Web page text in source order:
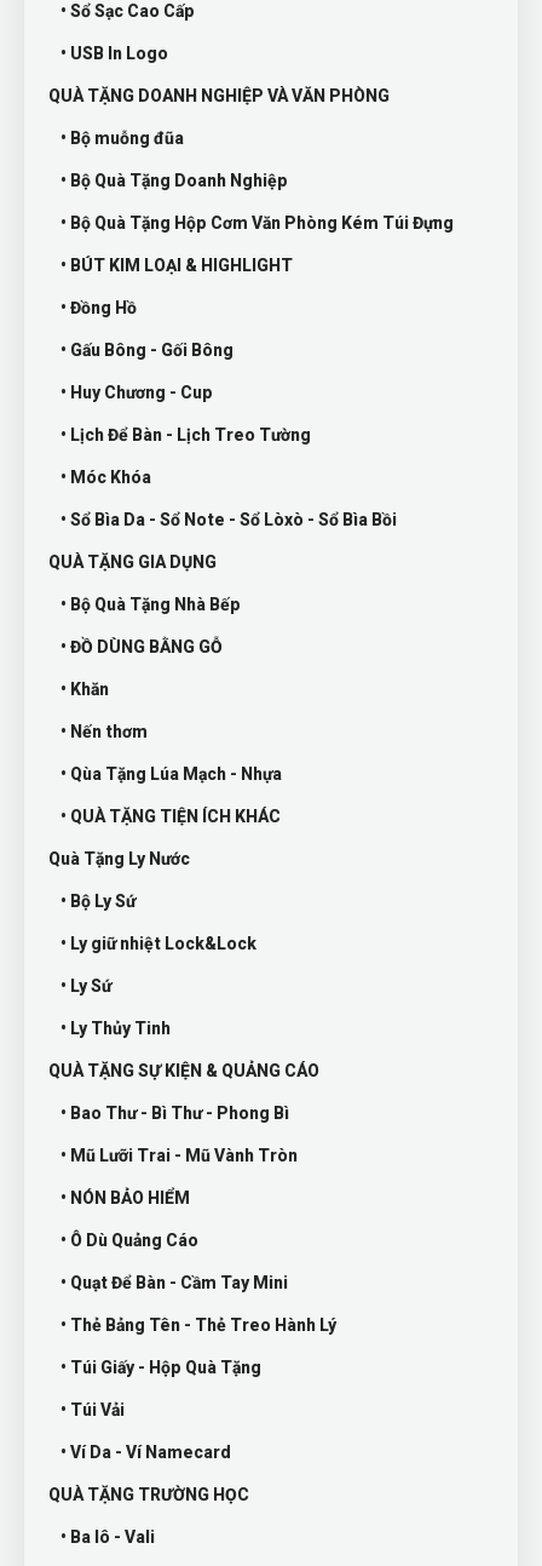
• Sổ Sạc Cao Cấp
• USB In Logo
QUÀ TẶNG DOANH NGHIỆP VÀ VĂN PHÒNG
• Bộ muỗng đũa
• Bộ Quà Tặng Doanh Nghiệp
• Bộ Quà Tặng Hộp Cơm Văn Phòng Kém Túi Đựng
• BÚT KIM LOẠI & HIGHLIGHT
• Đồng Hồ
• Gấu Bông - Gối Bông
• Huy Chương - Cup
• Lịch Để Bàn - Lịch Treo Tường
• Móc Khóa
• Sổ Bìa Da - Sổ Note - Sổ Lòxò - Sổ Bìa Bồi
QUÀ TẶNG GIA DỤNG
• Bộ Quà Tặng Nhà Bếp
• ĐỒ DÙNG BẰNG GỖ
• Khăn
• Nến thơm
• Qùa Tặng Lúa Mạch - Nhựa
• QUÀ TẶNG TIỆN ÍCH KHÁC
Quà Tặng Ly Nước
• Bộ Ly Sứ
• Ly giữ nhiệt Lock&Lock
• Ly Sứ
• Ly Thủy Tinh
QUÀ TẶNG SỰ KIỆN & QUẢNG CÁO
• Bao Thư - Bì Thư - Phong Bì
• Mũ Lưỡi Trai - Mũ Vành Tròn
• NÓN BẢO HIỂM
• Ô Dù Quảng Cáo
• Quạt Để Bàn - Cầm Tay Mini
• Thẻ Bảng Tên - Thẻ Treo Hành Lý
• Túi Giấy - Hộp Quà Tặng
• Túi Vải
• Ví Da - Ví Namecard
QUÀ TẶNG TRƯỜNG HỌC
• Ba lô - Vali